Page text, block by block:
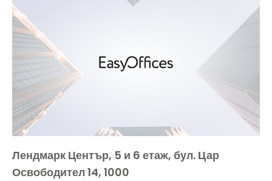
Лендмарк Център, 5 и 6 етаж, бул. Цар
Освободител 14, 1000